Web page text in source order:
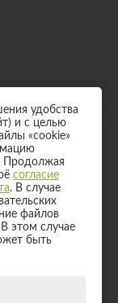
вклада
лицензия
2024 года.
удобства
и с целью
«cookie»
Продолжая
согласие
. В случае
файлов
этом случае
быть